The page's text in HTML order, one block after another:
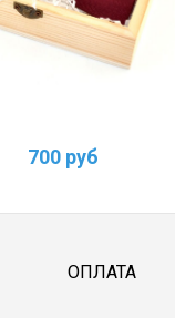
700 руб
ОПЛАТА